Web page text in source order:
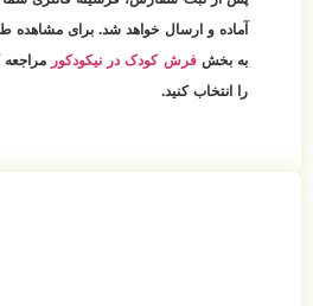
آماده و ارسال خواهد شد. برای
به بخشفرش کودک در نیکودکور مراجعه
را انتخاب کنید.